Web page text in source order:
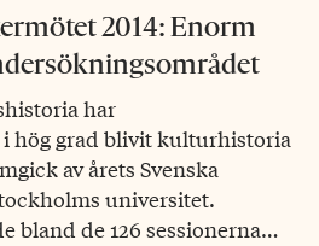
2014: Enorm
har
hög grad blivit kulturhistoria
av årets Svenska
universitet.
bland de 126 sessionerna…